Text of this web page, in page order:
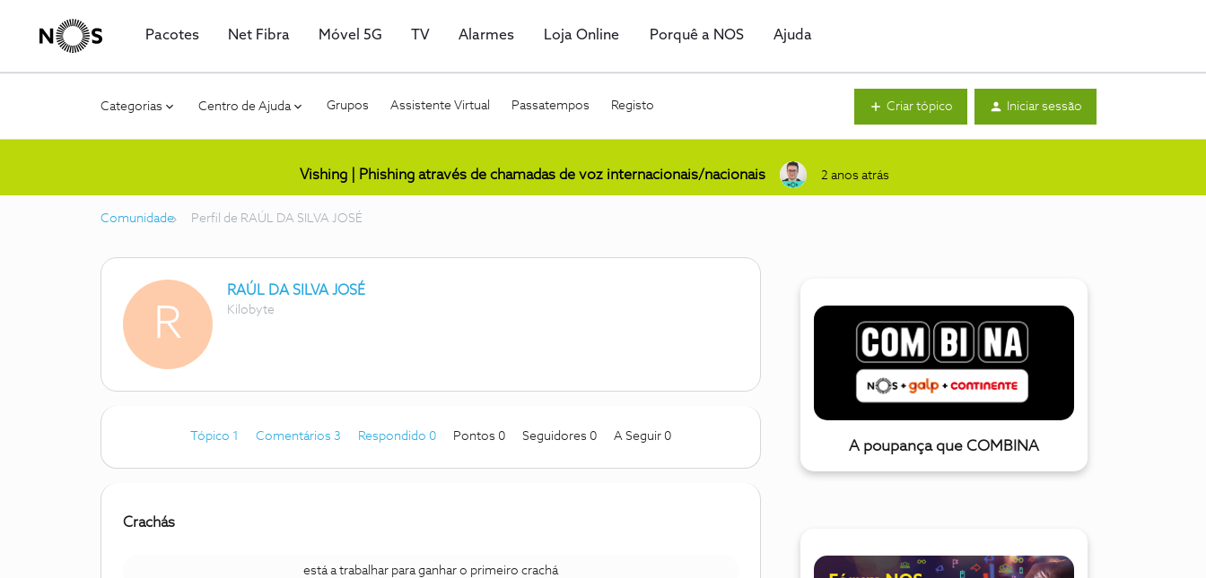
Pacotes Net Fibra Móvel 5G TV Alarmes Loja Online Porquê a NOS Ajuda
Categorias Centro de Ajuda Grupos Assistente Virtual Passatempos Registo Criar tópico Iniciar sessão
Vishing | Phishing através de chamadas de voz internacionais/nacionais 2 anos atrás
Comunidade Perfil de RAÚL DA SILVA JOSÉ
R
RAÚL DA SILVA JOSÉ
Kilobyte
Tópico 1 Comentários 3 Respondido 0 Pontos 0 Seguidores 0 A Seguir 0
Crachás
está a trabalhar para ganhar o primeiro crachá
A poupança que COMBINA